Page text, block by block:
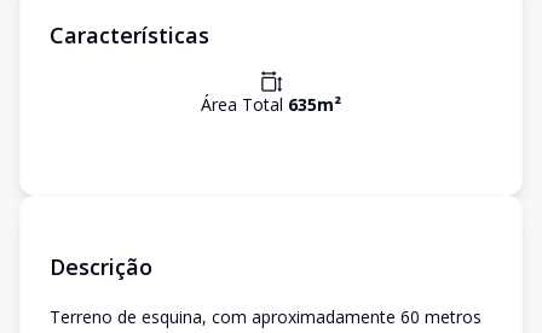
Características
Área Total 635m²
Descrição
Terreno de esquina, com aproximadamente 60 metros